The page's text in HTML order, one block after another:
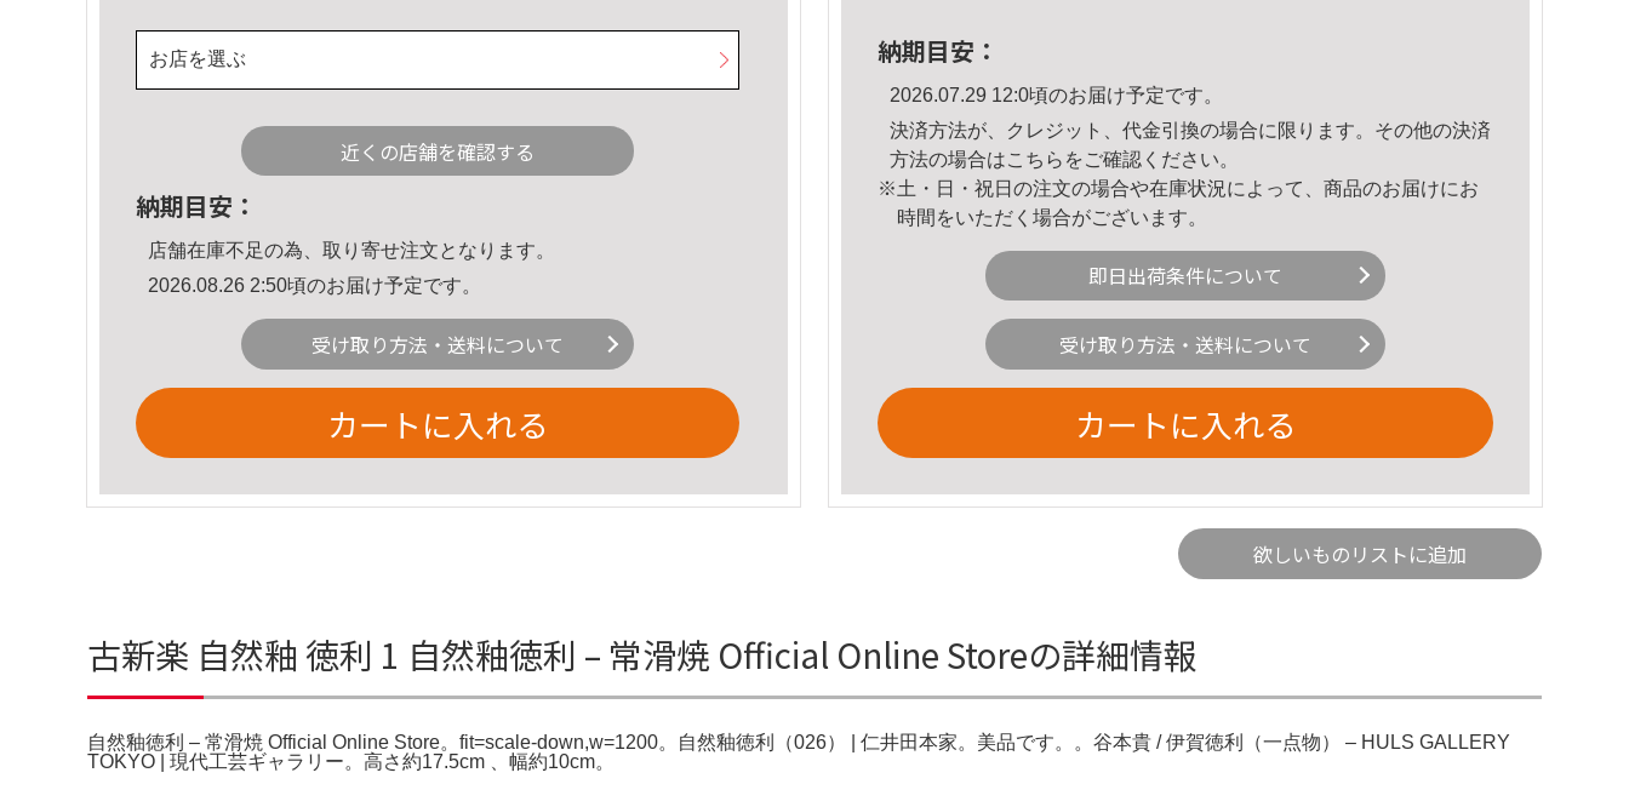
お店を選ぶ
近くの店舗を確認する
納期目安：
店舗在庫不足の為、取り寄せ注文となります。
2026.08.26 2:50頃のお届け予定です。
受け取り方法・送料について
カートに入れる
納期目安：
2026.07.29 12:0頃のお届け予定です。
決済方法が、クレジット、代金引換の場合に限ります。その他の決済
方法の場合はこちら をご確認ください。
※土・日・祝日の注文の場合や在庫状況によって、商品のお届けにお
時間をいただく場合がございます。
即日出荷条件について
受け取り方法・送料について
カートに入れる
欲しいものリストに追加
古新楽 自然釉 徳利 1 自然釉徳利 – 常滑焼 Official Online Storeの詳細情報
自然釉徳利 – 常滑焼 Official Online Store。fit=scale-down,w=1200。自然釉徳利（026） | 仁井田本家。美品です。。谷本貴 / 伊賀徳利（一点物） – HULS GALLERY
TOKYO | 現代工芸ギャラリー。高さ約17.5cm 、幅約10cm。